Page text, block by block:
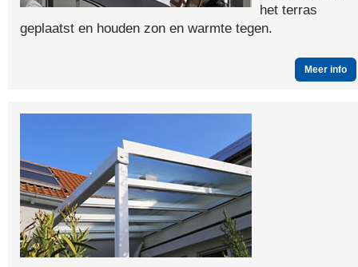
het terras
geplaatst en houden zon en warmte tegen.
Meer info